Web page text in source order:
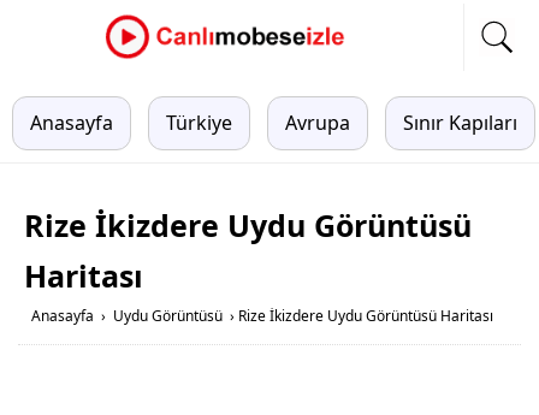
Anasayfa Türkiye Avrupa Sınır Kapıları
Rize İkizdere Uydu Görüntüsü
Haritası
Anasayfa › Uydu Görüntüsü › Rize İkizdere Uydu Görüntüsü Haritası